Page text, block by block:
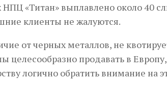
«Титан» выплавлено около 40
клиенты не жалуются.
от черных металлов, не
целесообразно продавать в
логично обратить внимание на